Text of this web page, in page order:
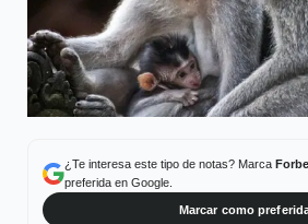
¿Te interesa este tipo de notas? Marca
preferida en Google.
Marcar como